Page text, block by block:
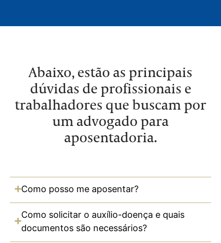
Abaixo, estão as principais
dúvidas de profissionais e
trabalhadores que buscam por
um advogado para
aposentadoria.
Como posso me aposentar?
Como solicitar o auxílio-doença e quais
documentos são necessários?